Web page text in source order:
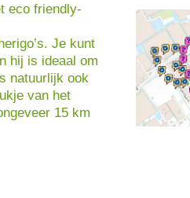
eco friendly-
Je kunt
hij is ideaal om
natuurlijk ook
van het
15 km